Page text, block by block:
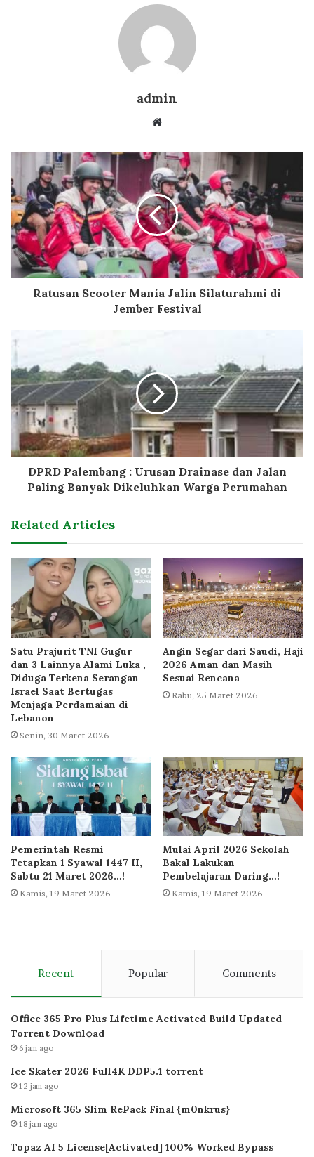
admin
Website
Ratusan Scooter Mania Jalin Silaturahmi di
Jember Festival
DPRD Palembang : Urusan Drainase dan Jalan
Paling Banyak Dikeluhkan Warga Perumahan
Related Articles
Satu Prajurit TNI Gugur
dan 3 Lainnya Alami Luka ,
Diduga Terkena Serangan
Israel Saat Bertugas
Menjaga Perdamaian di
Lebanon
Senin, 30 Maret 2026
Angin Segar dari Saudi, Haji
2026 Aman dan Masih
Sesuai Rencana
Rabu, 25 Maret 2026
Pemerintah Resmi
Tetapkan 1 Syawal 1447 H,
Sabtu 21 Maret 2026…!
Kamis, 19 Maret 2026
Mulai April 2026 Sekolah
Bakal Lakukan
Pembelajaran Daring…!
Kamis, 19 Maret 2026
Recent Popular Comments
Office 365 Pro Plus Lifetime Activated Build Updated
Torrent Dow𝚗l𝚘аd
6 jam ago
Ice Skater 2026 Full4K DDP5.1 torrent
12 jam ago
Microsoft 365 Slim RePack Final {m0nkrus}
18 jam ago
Topaz AI 5 License[Activated] 100% Worked Bypass